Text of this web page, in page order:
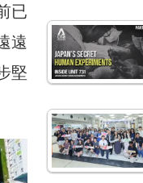
已
遠
堅